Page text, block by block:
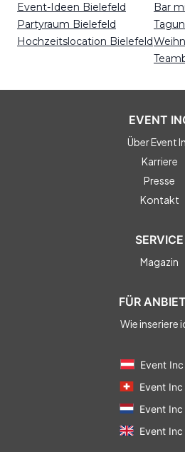
Event-Ideen Bielefeld
Partyraum Bielefeld
Hochzeitslocation Bielefeld
Bar
EVENT
Über Event
Karriere
Presse
Kontakt
SERVICE
Magazin
FÜR
Wie inseriere
Event Inc
Event Inc
Event Inc
Event Inc